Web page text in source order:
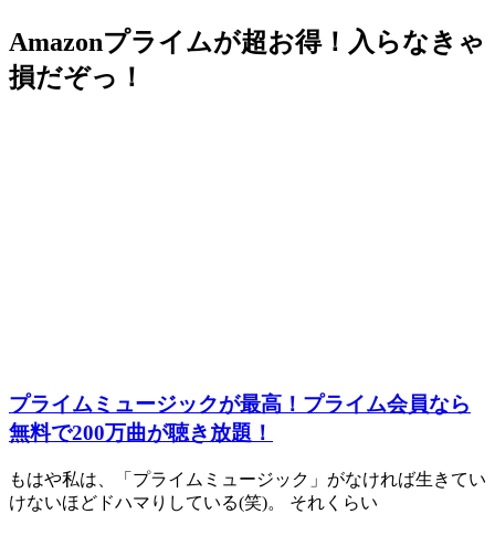
Amazonプライムが超お得！入らなきゃ
損だぞっ！
プライムミュージックが最高！プライム会員なら
無料で200万曲が聴き放題！
もはや私は、「プライムミュージック」がなければ生きてい
けないほどドハマりしている(笑)。 それくらい